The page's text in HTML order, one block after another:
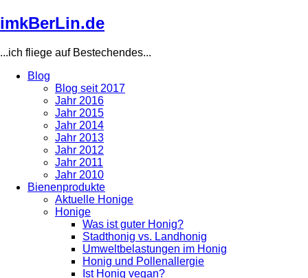
Direkt
zum
imkBerLin.de
...ich fliege auf Bestechendes...
navigation
Blog
Blog seit 2017
Jahr 2016
Jahr 2015
Jahr 2014
Jahr 2013
Jahr 2012
Jahr 2011
Jahr 2010
Bienenprodukte
Aktuelle Honige
Honige
Was ist guter Honig?
Stadthonig vs. Landhonig
Umweltbelastungen im Honig
Honig und Pollenallergie
Ist Honig vegan?